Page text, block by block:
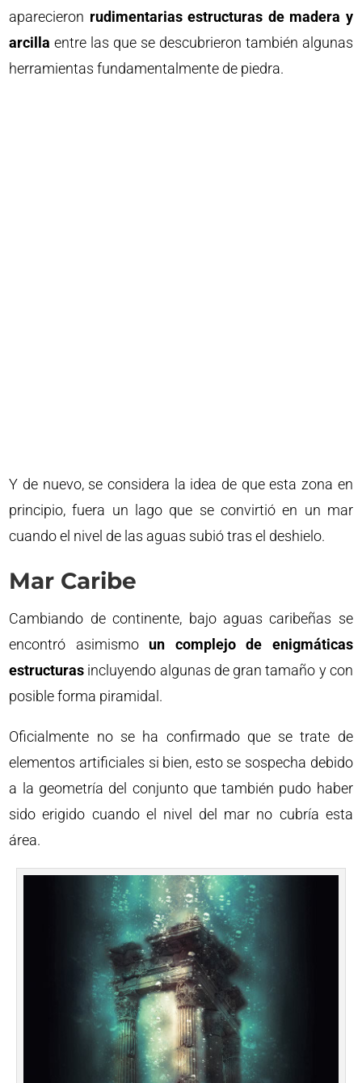
aparecieron rudimentarias estructuras de madera y
arcilla entre las que se descubrieron también algunas
herramientas fundamentalmente de piedra.
Y de nuevo, se considera la idea de que esta zona en
principio, fuera un lago que se convirtió en un mar
cuando el nivel de las aguas subió tras el deshielo.
Mar Caribe
Cambiando de continente, bajo aguas caribeñas se
encontró asimismo un complejo de enigmáticas
estructuras incluyendo algunas de gran tamaño y con
posible forma piramidal.
Oficialmente no se ha confirmado que se trate de
elementos artificiales si bien, esto se sospecha debido
a la geometría del conjunto que también pudo haber
sido erigido cuando el nivel del mar no cubría esta
área.